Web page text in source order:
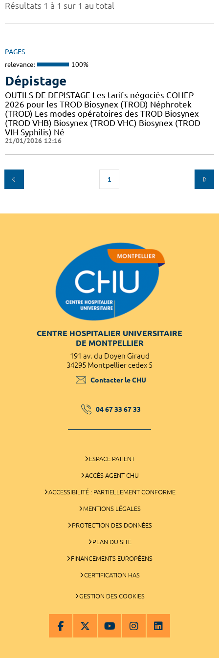
Résultats 1 à 1 sur 1 au total
PAGES
relevance: 100%
Dépistage
OUTILS DE DEPISTAGE Les tarifs négociés COHEP
2026 pour les TROD Biosynex (TROD) Néphrotek
(TROD) Les modes opératoires des TROD Biosynex
(TROD VHB) Biosynex (TROD VHC) Biosynex (TROD
VIH Syphilis) Né
21/01/2026 12:16
1
CENTRE HOSPITALIER UNIVERSITAIRE
DE MONTPELLIER
191 av. du Doyen Giraud
34295 Montpellier cedex 5
Contacter le CHU
04 67 33 67 33
ESPACE PATIENT
ACCÈS AGENT CHU
ACCESSIBILITÉ : PARTIELLEMENT CONFORME
MENTIONS LÉGALES
PROTECTION DES DONNÉES
PLAN DU SITE
FINANCEMENTS EUROPÉENS
CERTIFICATION HAS
GESTION DES COOKIES